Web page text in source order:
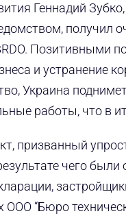
Геннадий
получил
Позитивными
и устранение
Украина
работы, что в
призванный
чего
“Бюро